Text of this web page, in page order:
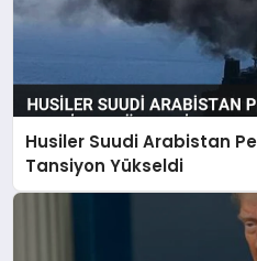
Husiler Suudi Arabistan
Tansiyon Yükseldi